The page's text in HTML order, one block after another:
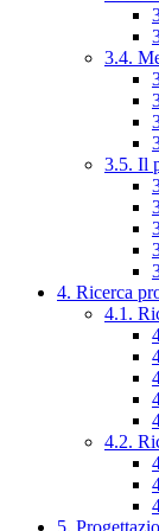
3.4.
3.5. Il
4. Ricerca
4.1.
4.2.
5.